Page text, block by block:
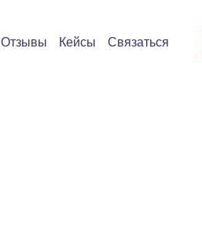
Отзывы Кейсы Связаться